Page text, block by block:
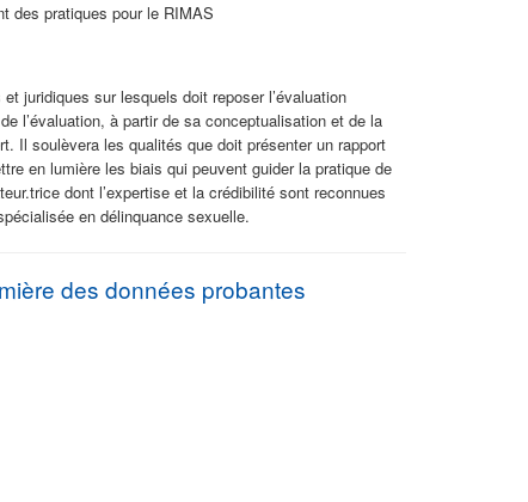
des pratiques pour le RIMAS
juridiques sur lesquels doit reposer l’évaluation
l’évaluation, à partir de sa conceptualisation et de la
Il soulèvera les qualités que doit présenter un rapport
en lumière les biais qui peuvent guider la pratique de
dont l’expertise et la crédibilité sont reconnues
en délinquance sexuelle.
des données probantes